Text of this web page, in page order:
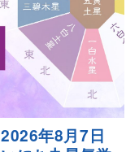
年8月7日